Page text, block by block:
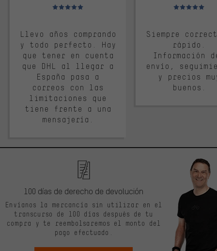
Valoración media: 5 de 5
Llevo años comprando
y todo perfecto. Hay
que tener en cuenta
que DHL al llegar a
España pasa a
correos con las
limitaciones que
tiene frente a una
mensajería.
Valoración
Siempre
rápido.
Información
envío,
y precios
buenos.
100 días de derecho de devolución
Envíanos la mercancía sin utilizar en el
transcurso de 100 días después de tu
compra y te reembolsaremos el monto del
pago efectuado.